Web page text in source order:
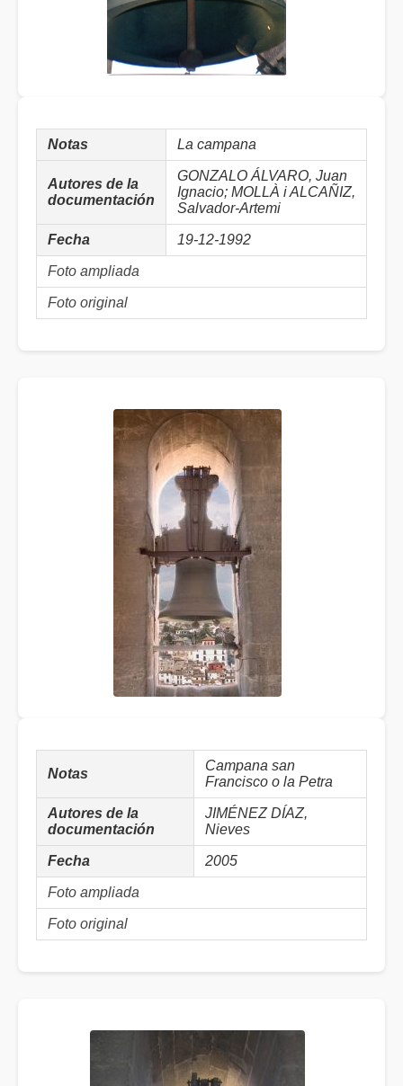
Notas La campana
Autores de la
documentación
GONZALO ÁLVARO, Juan
Ignacio; MOLLÀ i ALCAÑIZ,
Salvador-Artemi
Fecha 19-12-1992
Foto ampliada
Foto original
Notas
Campana san
Francisco o la Petra
Autores de la
documentación
JIMÉNEZ DÍAZ,
Nieves
Fecha 2005
Foto ampliada
Foto original